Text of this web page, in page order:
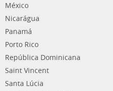
México
Nicarágua
Panamá
Porto Rico
República Dominicana
Saint Vincent
Santa Lúcia